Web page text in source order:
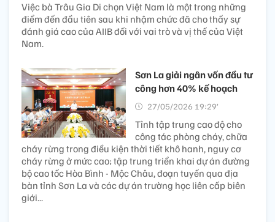
Việc bà Trâu Gia Di chọn Việt Nam là một trong những
điểm đến đầu tiên sau khi nhậm chức đã cho thấy sự
đánh giá cao của AIIB đối với vai trò và vị thế của Việt
Nam.
Sơn La giải ngân vốn đầu tư
công hơn 40% kế hoạch
27/05/2026 19:29’
Tỉnh tập trung cao độ cho
công tác phòng cháy, chữa
cháy rừng trong điều kiện thời tiết khô hanh, nguy cơ
cháy rừng ở mức cao; tập trung triển khai dự án đường
bộ cao tốc Hòa Bình - Mộc Châu, đoạn tuyến qua địa
bàn tỉnh Sơn La và các dự án trường học liên cấp biên
giới...